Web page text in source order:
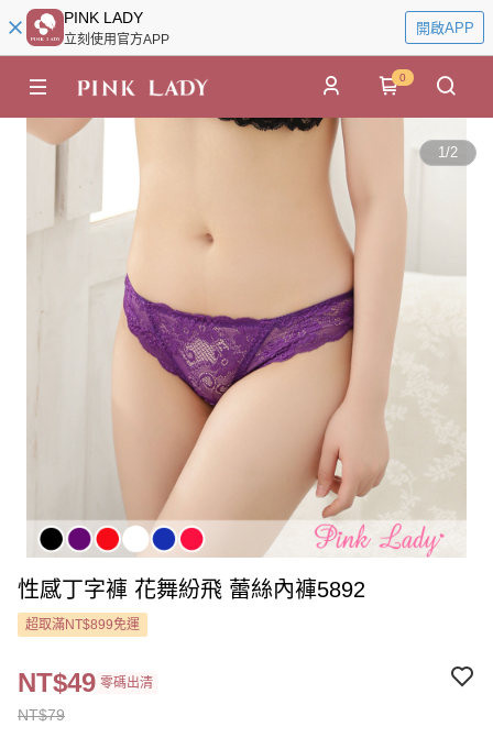
PINK LADY
立刻使用官方APP
開啟APP
0
1/2
性感丁字褲 花舞紛飛 蕾絲內褲5892
超取滿NT$899免運
NT$79
NT$49 零碼出清